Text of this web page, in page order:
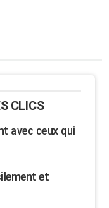
CLICS
avec ceux qui
et